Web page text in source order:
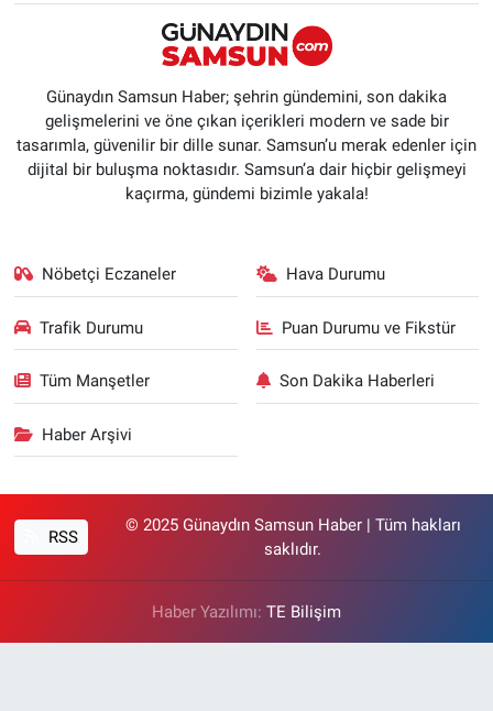
Günaydın Samsun Haber; şehrin gündemini, son dakika
gelişmelerini ve öne çıkan içerikleri modern ve sade bir
tasarımla, güvenilir bir dille sunar. Samsun’u merak edenler için
dijital bir buluşma noktasıdır. Samsun’a dair hiçbir gelişmeyi
kaçırma, gündemi bizimle yakala!
Nöbetçi Eczaneler Hava Durumu
Trafik Durumu Puan Durumu ve Fikstür
Tüm Manşetler Son Dakika Haberleri
Haber Arşivi
RSS
© 2025 Günaydın Samsun Haber | Tüm hakları
saklıdır.
Haber Yazılımı: TE Bilişim